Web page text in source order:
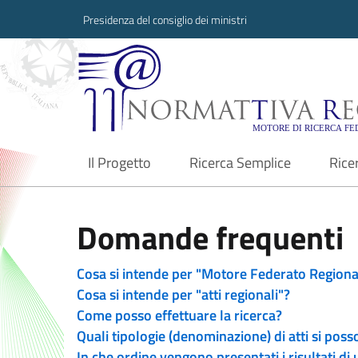
Presidenza del consiglio dei ministri
Normattiva
Il Progetto
current Ricerca Semplice
Domande frequenti
Cosa si intende per "Motore Federato
Cosa si intende per "atti regionali"?
Come posso effettuare la ricerca?
Quali tipologie (denominazione) di atti si